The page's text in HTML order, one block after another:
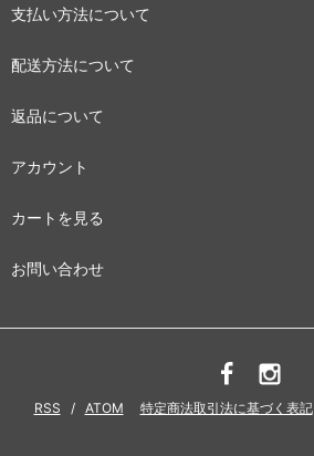
支払い方法について
配送方法について
返品について
アカウント
カートを見る
お問い合わせ
RSS / ATOM 特定商法取引法に基づく表記